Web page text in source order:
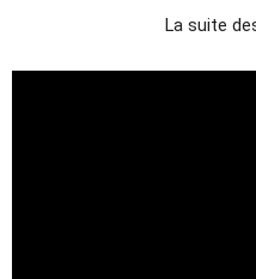
La suite des